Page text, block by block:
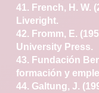
41. French, H. W.
Liveright.
42. Fromm, E.
University Press.
43. Fundación
formación y
44. Galtung, J.